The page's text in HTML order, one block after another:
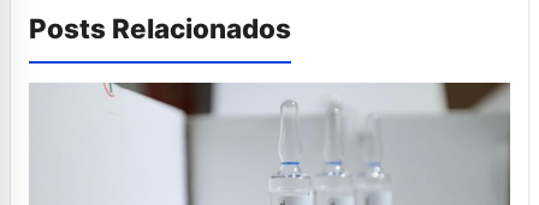
Posts Relacionados